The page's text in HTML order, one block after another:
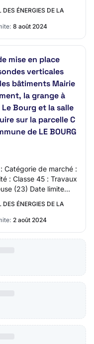
ÉNERGIES DE LA
8 août 2024
mise en place
verticales
bâtiments Mairie
la grange à
Bourg et la salle
sur la parcelle C
de LE BOURG
Catégorie de marché :
: Classe 45 : Travaux
(23) Date limite
ÉNERGIES DE LA
2 août 2024